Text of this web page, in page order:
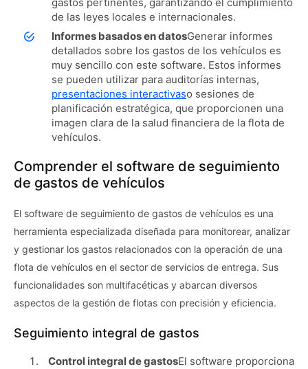
de las leyes locales e internacionales.
Informes basados ​​en datosGenerar informes
detallados sobre los gastos de los vehículos es
muy sencillo con este software. Estos informes
se pueden utilizar para auditorías internas,
presentaciones interactivaso sesiones de
planificación estratégica, que proporcionen una
imagen clara de la salud financiera de la flota de
vehículos.
Comprender el software de seguimiento
de gastos de vehículos
El software de seguimiento de gastos de vehículos es una
herramienta especializada diseñada para monitorear, analizar
y gestionar los gastos relacionados con la operación de una
flota de vehículos en el sector de servicios de entrega. Sus
funcionalidades son multifacéticas y abarcan diversos
aspectos de la gestión de flotas con precisión y eficiencia.
Seguimiento integral de gastos
Control integral de gastosEl software proporciona